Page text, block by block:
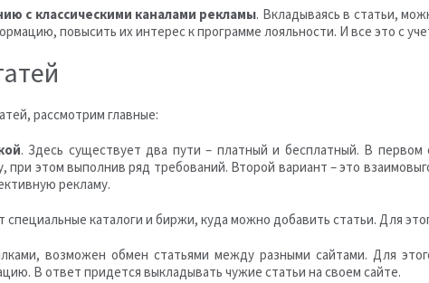
с классическими каналами рекламы. Вкладываясь в статьи,
повысить их интерес к программе лояльности. И все это с
рассмотрим главные:
. Здесь существует два пути – платный и бесплатный. В
при этом выполнив ряд требований. Второй вариант – это
рекламу.
каталоги и биржи, куда можно добавить статьи. Для
возможен обмен статьями между разными сайтами. Для
В ответ придется выкладывать чужие статьи на своем сайте.